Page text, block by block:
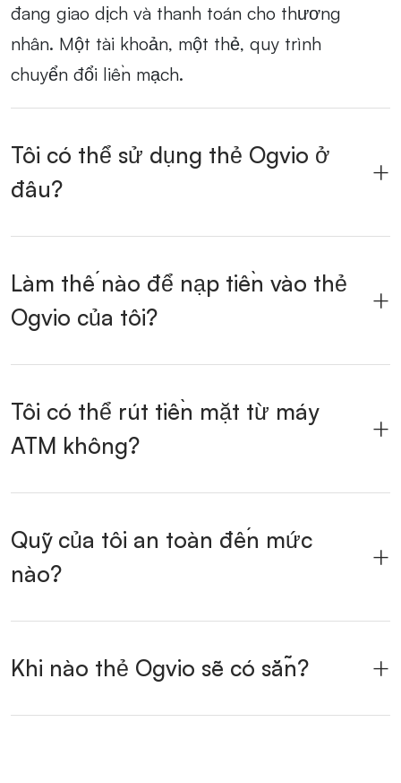
đang giao dịch và thanh toán cho thương
nhân. Một tài khoản, một thẻ, quy trình
chuyển đổi liền mạch.
Tôi có thể sử dụng thẻ Ogvio ở
đâu?
Làm thế nào để nạp tiền vào thẻ
Ogvio của tôi?
Tôi có thể rút tiền mặt từ máy
ATM không?
Quỹ của tôi an toàn đến mức
nào?
Khi nào thẻ Ogvio sẽ có sẵn?